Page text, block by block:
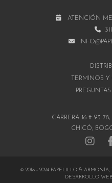
ATENCIÓN
TÉRMINOS
CARRERA 16 # 93-
CHICÓ,
© 2018 - 2024 PAPELILLO &
DESARROLLO WEB